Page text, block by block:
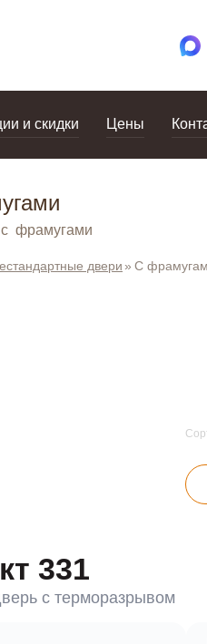
и скидки Цены
фрамугами
двери С
331
c терморазрывом